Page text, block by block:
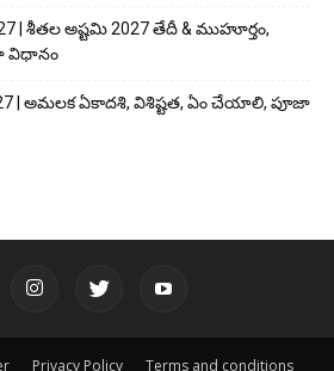
| శీతల అష్టమి 2027 తేదీ & ముహూర్తం,
విధానం
| అమలక ఏకాదశి, విశిష్టత, ఏం చేయాలి, పూజా
Privacy Policy Terms and conditions